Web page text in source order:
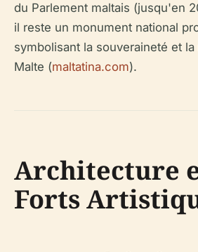
du Parlement maltais (jusqu'en
il reste un monument national
symbolisant la souveraineté et
Malte (maltatina.com).
Architecture
Forts